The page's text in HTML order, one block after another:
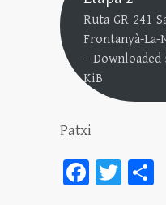
Ruta-GR-241-
Frontanyà-La-
– Downloaded
KiB
Patxi
Fa T